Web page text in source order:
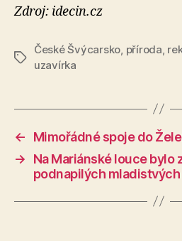
Zdroj: idecin.cz
Štítky
České Švýcarsko příroda
uzavírka
←
Mimořádné spoje do
→
Na Mariánské louce bylo
podnapilých mladistvých